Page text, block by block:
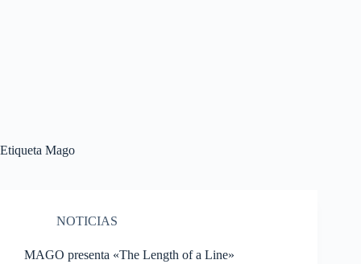
Etiqueta Mago
NOTICIAS
MAGO presenta «The Length of a Line»